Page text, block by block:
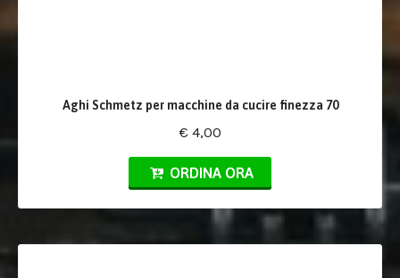
Aghi Schmetz per macchine da cucire finezza 70
€ 4,00
ORDINA ORA